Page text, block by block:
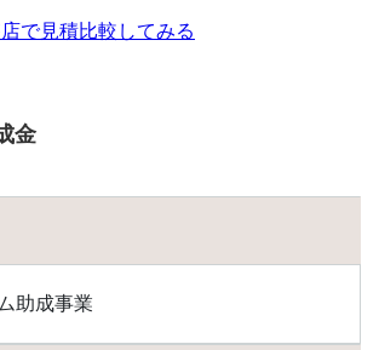
で見積比較してみる
金
助成事業